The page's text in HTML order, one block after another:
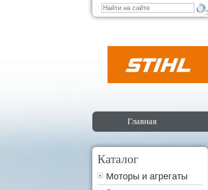
Главная
Каталог
Моторы и агрегаты